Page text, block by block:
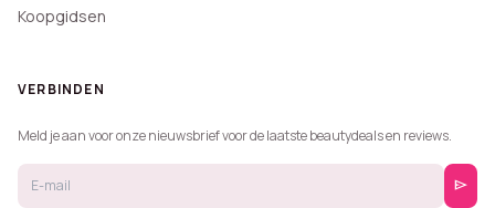
Koopgidsen
VERBINDEN
Meld je aan voor onze nieuwsbrief voor de laatste beautydeals en reviews.
send